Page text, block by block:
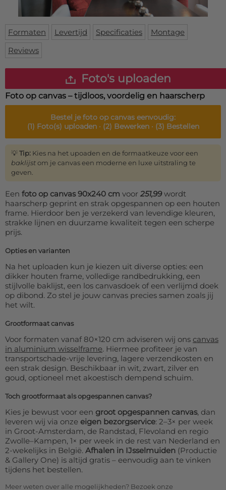
Vloermat
Skateboard deck
Inloggen
WhatsApp
Formaten Levertijd Specificaties
Montage
Reviews
Foto's uploaden
Foto op canvas – tijdloos, voordelig en haarscherp
Bestel jefoto op canvas eenvoudig:
(1) Foto(s) uploaden · (2) Bewerken · (3) Bestellen
💡Tip: Kies na het upoaden en de formaatkeuze voor een
baklijstom je canvas een moderne en luxe uitstraling te
geven.
Een foto op canvas 90x240 cm voor 251,99wordt
haarscherp geprint en strak opgespannen op een houten
frame. Hierdoor ben je verzekerd van levendige kleuren,
strakke lijnen en duurzame kwaliteit tegen een scherpe
prijs.
Opties en varianten
Na het uploaden kun je kiezen uit diverse opties: een
dikker houten frame, volledige randbedrukking, een
stijlvolle baklijst, een los canvasdoek of een verlijmd doek
op dibond. Zo stel je jouw canvas precies samen zoals jij
het wilt.
Grootformaat canvas
Voor formaten vanaf 80×120 cm adviseren wij ons canvas
in aluminium wisselframe. Hiermee profiteer je van
transportschade-vrije levering, lagere verzendkosten en
een strak design. Beschikbaar in wit, zwart, zilver en
goud, optioneel met akoestisch dempend schuim.
Toch grootformaat als opgespannen canvas?
Kies je bewust voor een groot opgespannen canvas, dan
leveren wij via onze eigen bezorgservice: 2–3× per week
in Groot-Amsterdam, de Randstad, Flevoland en regio
Zwolle–Kampen, 1× per week in de rest van Nederland en
2-wekelijks in België. Afhalen in IJsselmuiden (Productie
& Gallery One) is altijd gratis – eenvoudig aan te vinken
tijdens het bestellen.
Meer weten over alle mogelijkheden? Bezoek onze